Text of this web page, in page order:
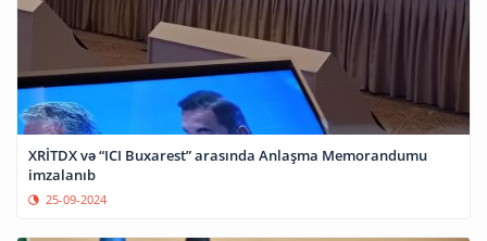
XRİTDX və “ICI Buxarest” arasında Anlaşma Memorandumu
imzalanıb
25-09-2024